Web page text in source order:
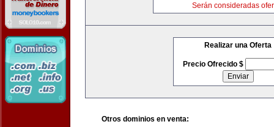
Serán consideradas
Realizar una Oferta
Precio Ofrecido $
Otros dominios en venta: